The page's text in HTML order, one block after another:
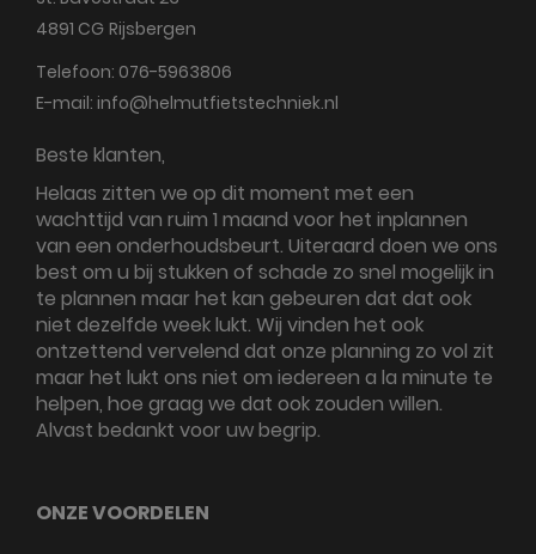
4891 CG Rijsbergen
Telefoon: 076-5963806
E-mail: info@helmutfietstechniek.nl
Beste klanten,
Helaas zitten we op dit moment met een
wachttijd van ruim 1 maand voor het inplannen
van een onderhoudsbeurt. Uiteraard doen we ons
best om u bij stukken of schade zo snel mogelijk in
te plannen maar het kan gebeuren dat dat ook
niet dezelfde week lukt. Wij vinden het ook
ontzettend vervelend dat onze planning zo vol zit
maar het lukt ons niet om iedereen a la minute te
helpen, hoe graag we dat ook zouden willen.
Alvast bedankt voor uw begrip.
ONZE VOORDELEN